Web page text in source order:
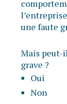
une faute
Mais peut-
grave ?
Oui
Non